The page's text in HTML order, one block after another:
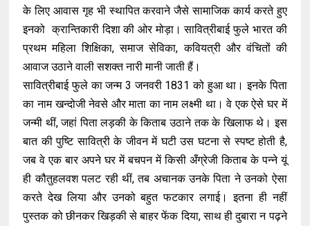
के लिए आवास गृह भी स्थापित करवाने जैसे सामाजिक कार्य करते हुए
इनको क्रान्तिकारी दिशा की ओर मोड़ा। सावित्रीबाई फुले भारत की
प्रथम महिला शिक्षिका, समाज सेविका, कवियत्री और वंचितों की
आवाज उठाने वाली सशक्त नारी मानी जाती हैं।
सावित्रीबाई फुले का जन्म 3 जनवरी 1831 को हुआ था। इनके पिता
का नाम खन्दोजी नेवसे और माता का नाम लक्ष्मी था। वे एक ऐसे घर में
जन्मी थीं, जहां पिता लड़की के किताब उठाने तक के खिलाफ थे। इस
बात की पुष्टि सावित्री के जीवन में घटी उस घटना से स्पष्ट होती है,
जब वे एक बार अपने घर में बचपन में किसी अँग्रेजी किताब के पन्ने यूं
ही कौतुहलवश पलट रही थीं, तब अचानक उनके पिता ने उनको ऐसा
करते देख लिया और उनको बहुत फटकार लगाई। इतना ही नहीं
पुस्तक को छीनकर खिड़की से बाहर फेंक दिया, साथ ही दुबारा न पढ़ने